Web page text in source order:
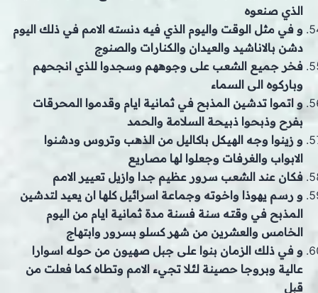
الذي صنعوه
و في مثل الوقت واليوم الذي فيه دنسته الامم في ذلك اليوم
دشن بالاناشيد والعيدان والكنارات والصنوج
فخر جميع الشعب على وجوههم وسجدوا للذي انجحهم
وباركوه الى السماء
و اتموا تدشين المذبح في ثمانية ايام وقدموا المحرقات
بفرح وذبحوا ذبيحة السلامة والحمد
و زينوا وجه الهيكل باكاليل من الذهب وتروس ودشنوا
الابواب والغرفات وجعلوا لها مصاريع
فكان عند الشعب سرور عظيم جدا وازيل تعيير الامم
و رسم يهوذا واخوته وجماعة اسرائيل كلها ان يعيد لتدشين
المذبح في وقته سنة فسنة مدة ثمانية ايام من اليوم
الخامس والعشرين من شهر كسلو بسرور وابتهاج
و في ذلك الزمان بنوا على جبل صهيون من حوله اسوارا
عالية وبروجا حصينة لئلا تجيء الامم وتطاه كما فعلت من
قبل